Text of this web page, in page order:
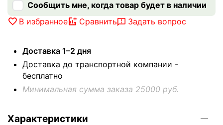
Сообщить мне, когда товар будет в наличии
В избранное
Сравнить Задать вопрос
Доставка 1–2 дня
Доставка до транспортной компании -
бесплатно
Минимальная сумма заказа 25000 руб.
Характеристики